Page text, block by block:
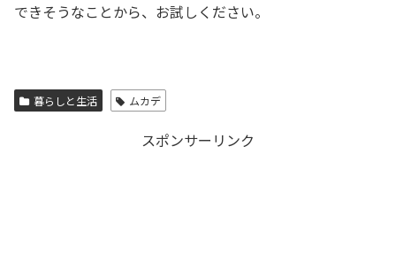
できそうなことから、お試しください。
暮らしと生活 ムカデ
スポンサーリンク